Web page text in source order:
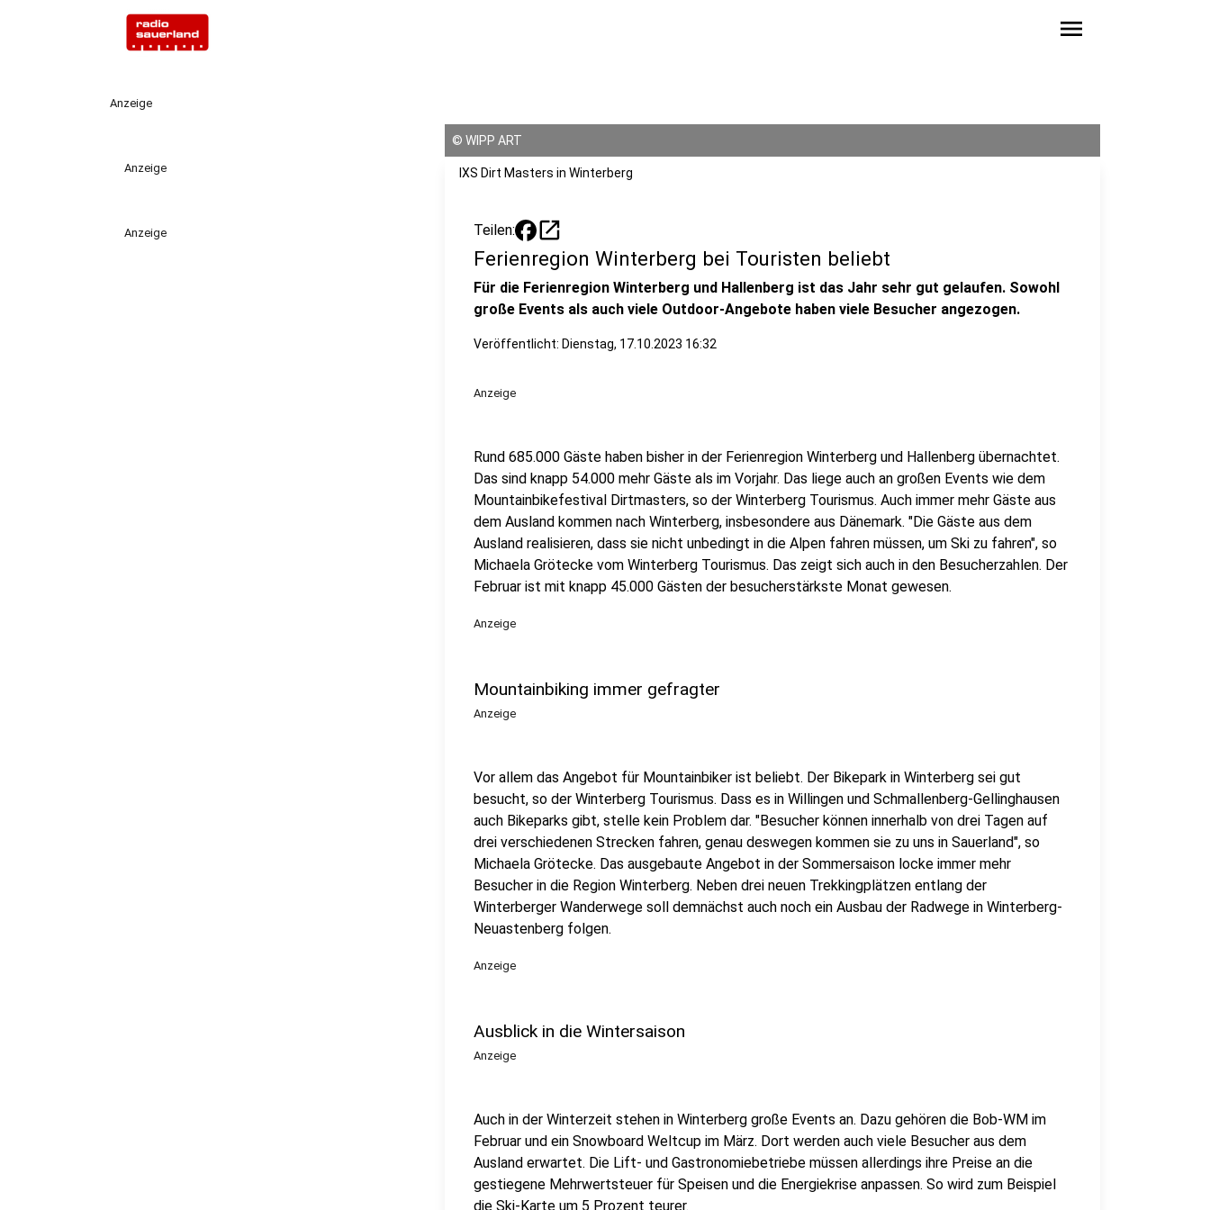
menu
Anzeige
Anzeige
Anzeige
© WIPP ART
IXS Dirt Masters in Winterberg
Teilen: open_in_new
Ferienregion Winterberg bei Touristen beliebt
Für die Ferienregion Winterberg und Hallenberg ist das Jahr sehr gut gelaufen. Sowohl
große Events als auch viele Outdoor-Angebote haben viele Besucher angezogen.
Veröffentlicht: Dienstag, 17.10.2023 16:32
Anzeige
Rund 685.000 Gäste haben bisher in der Ferienregion Winterberg und Hallenberg übernachtet.
Das sind knapp 54.000 mehr Gäste als im Vorjahr. Das liege auch an großen Events wie dem
Mountainbikefestival Dirtmasters, so der Winterberg Tourismus. Auch immer mehr Gäste aus
dem Ausland kommen nach Winterberg, insbesondere aus Dänemark. "Die Gäste aus dem
Ausland realisieren, dass sie nicht unbedingt in die Alpen fahren müssen, um Ski zu fahren", so
Michaela Grötecke vom Winterberg Tourismus. Das zeigt sich auch in den Besucherzahlen. Der
Februar ist mit knapp 45.000 Gästen der besucherstärkste Monat gewesen.
Anzeige
Mountainbiking immer gefragter
Anzeige
Vor allem das Angebot für Mountainbiker ist beliebt. Der Bikepark in Winterberg sei gut
besucht, so der Winterberg Tourismus. Dass es in Willingen und Schmallenberg-Gellinghausen
auch Bikeparks gibt, stelle kein Problem dar. "Besucher können innerhalb von drei Tagen auf
drei verschiedenen Strecken fahren, genau deswegen kommen sie zu uns in Sauerland", so
Michaela Grötecke. Das ausgebaute Angebot in der Sommersaison locke immer mehr
Besucher in die Region Winterberg. Neben drei neuen Trekkingplätzen entlang der
Winterberger Wanderwege soll demnächst auch noch ein Ausbau der Radwege in Winterberg-
Neuastenberg folgen.
Anzeige
Ausblick in die Wintersaison
Anzeige
Auch in der Winterzeit stehen in Winterberg große Events an. Dazu gehören die Bob-WM im
Februar und ein Snowboard Weltcup im März. Dort werden auch viele Besucher aus dem
Ausland erwartet. Die Lift- und Gastronomiebetriebe müssen allerdings ihre Preise an die
gestiegene Mehrwertsteuer für Speisen und die Energiekrise anpassen. So wird zum Beispiel
die Ski-Karte um 5 Prozent teurer.